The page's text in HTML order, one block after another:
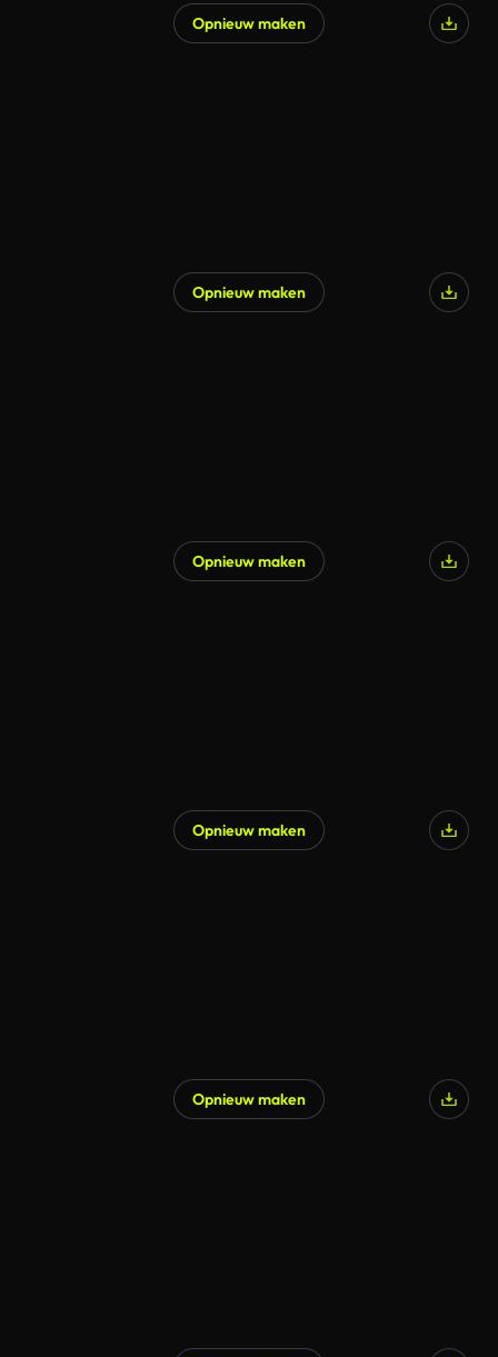
Opnieuw maken
Opnieuw maken
Opnieuw maken
Opnieuw maken
Opnieuw maken